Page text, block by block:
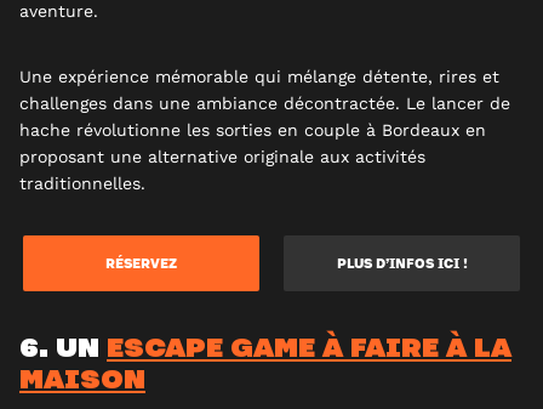
aventure.
Une expérience mémorable qui mélange détente, rires et
challenges dans une ambiance décontractée. Le lancer de
hache révolutionne les sorties en couple à Bordeaux en
proposant une alternative originale aux activités
traditionnelles.
RÉSERVEZ PLUS D’INFOS ICI !
6. UN ESCAPE GAME À FAIRE À LA
MAISON